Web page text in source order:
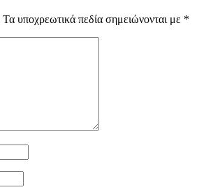
Τα υποχρεωτικά πεδία σημειώνονται με *